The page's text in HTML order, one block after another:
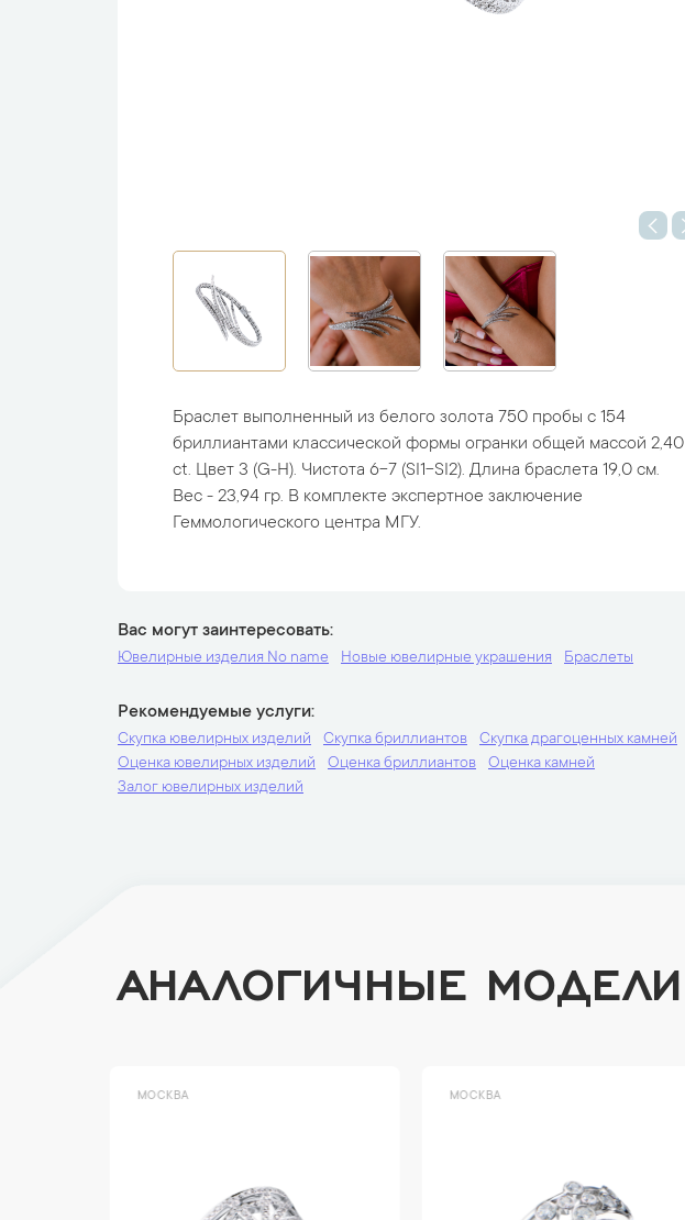
Браслет выполненный из белого золота 750 пробы с 154
бриллиантами классической формы огранки общей массой 2,40
ct. Цвет 3 (G-H). Чистота 6-7 (SI1-SI2). Длина браслета 19,0 см.
Вес - 23,94 гр. В комплекте экспертное заключение
Геммологического центра МГУ.
Вас могут заинтересовать
Ювелирные изделия No name Новые ювелирные украшения Браслеты
Рекомендуемые услуги
Скупка ювелирных изделий Скупка бриллиантов
Скупка драгоценных камней
Оценка ювелирных изделий
Оценка бриллиантов
Оценка камней
Залог ювелирных изделий
АНАЛОГИЧНЫЕ МОДЕЛИ
МОСКВА МОСКВА